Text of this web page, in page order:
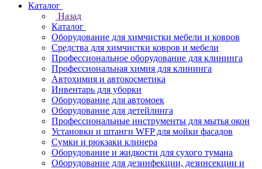
Каталог
Назад
Каталог
Оборудование для химчистки мебели и ковров
Средства для химчистки ковров и мебели
Профессиональное оборудование для клининга
Профессиональная химия для клининга
Автохимия и автокосметика
Инвентарь для уборки
Оборудование для автомоек
Оборудование для детейлинга
Профессиональные инструменты для мытья окон
Установки и штанги WFP для мойки фасадов
Сумки и рюкзаки клинера
Оборудование и жидкости для сухого тумана
Оборудование для дезинфекции, дезинсекции и